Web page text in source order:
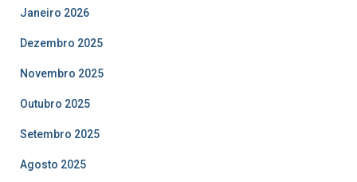
Janeiro 2026
Dezembro 2025
Novembro 2025
Outubro 2025
Setembro 2025
Agosto 2025